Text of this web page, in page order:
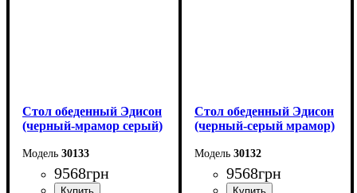
Стол обеденный Эдисон
(черный-мрамор серый)
30133
9568грн
Стол обеденный Эдисон
(черный-серый мрамор)
30132
9568грн